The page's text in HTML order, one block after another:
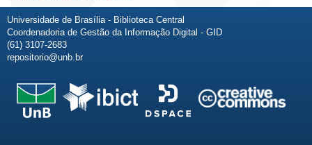
Universidade de Brasília - Biblioteca Central
Coordenadoria de Gestão da Informação Digital - GID
(61) 3107-2683
repositorio@unb.br